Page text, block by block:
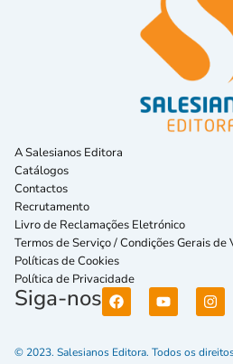
A Salesianos Editora
Catálogos
Contactos
Recrutamento
Livro de Reclamações Eletrónico
Termos de Serviço / Condições Gerais de
Políticas de Cookies
Política de Privacidade
Siga-nos
© 2023. Salesianos Editora. Todos os